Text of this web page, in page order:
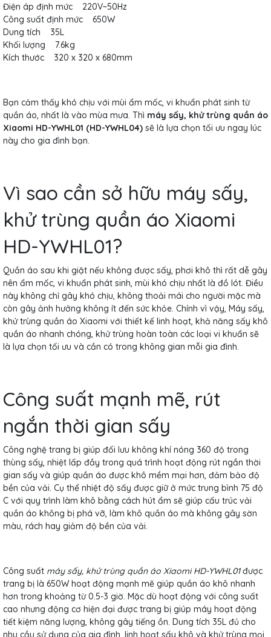
Điện áp định mức 220V~50Hz
Công suất định mức 650W
Dung tích 35L
Khối lượng 7.6kg
Kích thước 320 x 320 x 680mm
Bạn cảm thấy khó chịu với mùi ẩm mốc, vi khuẩn phát sinh từ
quần áo, nhất là vào mùa mưa. Thì máy sấy, khử trùng quần áo
Xiaomi HD-YWHL01 (HD-YWHL04) sẽ là lựa chọn tối ưu ngay lúc
này cho gia đình bạn.
Vì sao cần sở hữu máy sấy,
khử trùng quần áo Xiaomi
HD-YWHL01?
Quần áo sau khi giặt nếu không được sấy, phơi khô thì rất dễ gây
nên ẩm mốc, vi khuẩn phát sinh, mùi khó chịu nhất là đồ lót. Điều
này không chỉ gây khó chịu, không thoải mái cho người mặc mà
còn gây ảnh hưởng không ít đến sức khỏe. Chính vì vậy, Máy sấy,
khử trùng quần áo Xiaomi với thiết kế linh hoạt, khả năng sấy khô
quần áo nhanh chóng, khử trùng hoàn toàn các loại vi khuẩn sẽ
là lựa chọn tối ưu và cần có trong không gian mỗi gia đình.
Công suất mạnh mẽ, rút
ngắn thời gian sấy
Công nghệ trang bị giúp đối lưu không khí nóng 360 độ trong
thùng sấy, nhiệt lấp đầy trong quá trình hoạt động rút ngắn thời
gian sấy và giúp quần áo được khô mềm mại hơn, đảm bảo độ
bền của vải. Cụ thể nhiệt độ sấy được giữ ở mức trung bình 75 độ
C với quy trình làm khô bằng cách hút ẩm sẽ giúp cấu trúc vải
quần áo không bị phá vỡ, làm khô quần áo mà không gây sờn
màu, rách hay giảm độ bền của vải.
Công suất máy sấy, khử trùng quần áo Xiaomi HD-YWHL01được
trang bị là 650W hoạt động mạnh mẽ giúp quần áo khô nhanh
hơn trong khoảng từ 0.5-3 giờ. Mặc dù hoạt động với công suất
cao nhưng động cơ hiện đại được trang bị giúp máy hoạt động
tiết kiệm năng lượng, không gây tiếng ồn. Dung tích 35L đủ cho
nhu cầu sử dụng của gia đình, linh hoạt sấy khô và khử trùng mọi